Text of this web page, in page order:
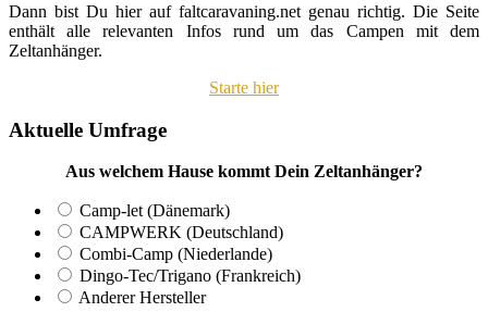
Dann bist Du hier auf faltcaravaning.net genau richtig. Die Seite
enthält alle relevanten Infos rund um das Campen mit dem
Zeltanhänger.
Starte hier
Aktuelle Umfrage
Aus welchem Hause kommt Dein Zeltanhänger?
Camp-let (Dänemark)
CAMPWERK (Deutschland)
Combi-Camp (Niederlande)
Dingo-Tec/Trigano (Frankreich)
Anderer Hersteller